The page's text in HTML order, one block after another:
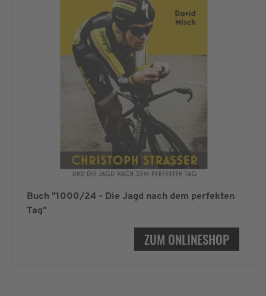
Buch "1000/24 - Die Jagd nach dem perfekten
Tag"
ZUM ONLINESHOP